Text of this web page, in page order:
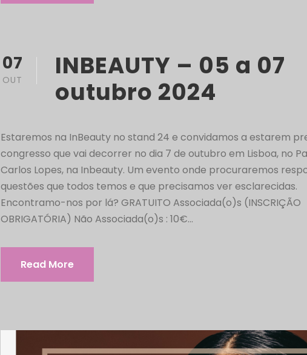
07
OUT
INBEAUTY – 05 a 07
outubro 2024
Estaremos na InBeauty no stand 24 e convidamos a estarem
congresso que vai decorrer no dia 7 de outubro em Lisboa, no
Carlos Lopes, na Inbeauty. Um evento onde procuraremos
questões que todos temos e que precisamos ver esclarecidas.
Encontramo-nos por lá? GRATUITO Associada(o)s (INSCRIÇÃO
OBRIGATÓRIA) Não Associada(o)s : 10€...
Read More